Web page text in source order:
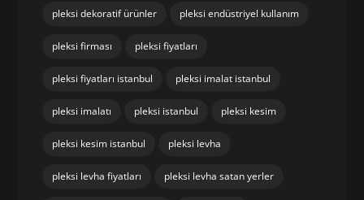
pleksi dekoratif ürünler pleksi endüstriyel kullanım
pleksi firması pleksi fiyatları
pleksi fiyatları istanbul pleksi imalat istanbul
pleksi imalatı pleksi istanbul pleksi kesim
pleksi kesim istanbul pleksi levha
pleksi levha fiyatları pleksi levha satan yerler